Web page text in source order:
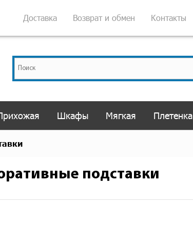
Доставка Возврат и обмен Контакты
Шкафы Мягкая Плетенка
подставки